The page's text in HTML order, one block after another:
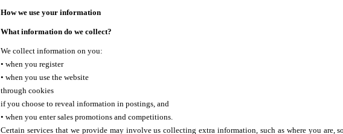
How we use your information
What information do we collect?
We collect information on you:
• when you register
• when you use the website
through cookies
if you choose to reveal information in postings, and
• when you enter sales promotions and competitions.
Certain services that we provide may involve us collecting extra information, such as where you are,